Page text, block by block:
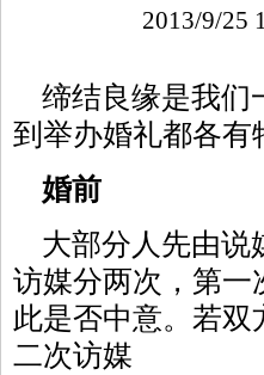
2013/9/25
缔结良缘是我们
到举办婚礼都各
婚前
大部分人先由说
访媒分两次，第一
此是否中意。若
二次访媒